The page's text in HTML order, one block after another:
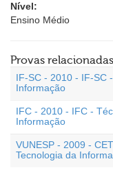
Nível:
Ensino Médio
Provas
IF-SC - 2010 - IF-SC
Informação
IFC - 2010 - IFC -
Informação
VUNESP - 2009 -
Tecnologia da